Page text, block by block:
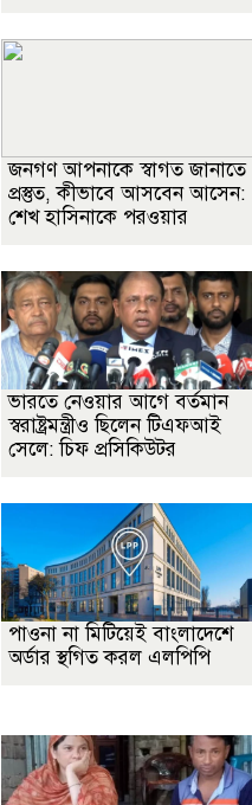
জনগণ আপনাকে স্বাগত জানাতে
প্রস্তুত, কীভাবে আসবেন আসেন:
শেখ হাসিনাকে পরওয়ার
ভারতে নেওয়ার আগে বর্তমান
স্বরাষ্ট্রমন্ত্রীও ছিলেন টিএফআই
সেলে: চিফ প্রসিকিউটর
পাওনা না মিটিয়েই বাংলাদেশে
অর্ডার স্থগিত করল এলপিপি